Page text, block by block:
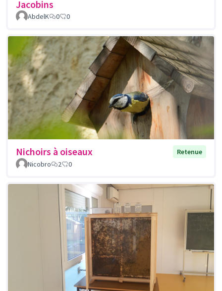
Jacobins
AbdelK 0 0
Nichoirs à oiseaux
Retenue
Nicobro
2 0